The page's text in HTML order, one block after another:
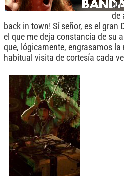
Un
de
back in town! Sí señor, es el gran
el que me deja constancia de su
que, lógicamente, engrasamos
habitual visita de cortesía cada